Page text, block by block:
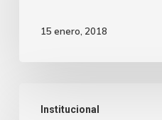
15 enero, 2018
Institucional
Abiertos